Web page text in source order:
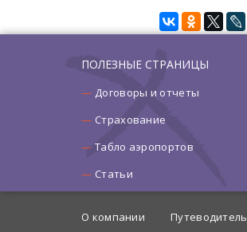
ПОЛЕЗНЫЕ СТРАНИЦЫ
Договоры и отчеты
Страхование
Табло аэропортов
Статьи
О компании Путеводитель